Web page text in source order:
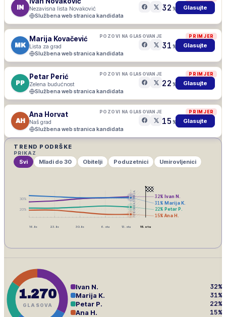
IN Nezavisna lista Novaković
Službena web stranica kandidata
32 % Glasujte
PRIMJER
MK
Marija Kovačević
Lista za grad
POZOVI NA GLASOVANJE
Službena web stranica kandidata
31 % Glasujte
PRIMJER
PP
Petar Perić
Zelena budućnost
POZOVI NA GLASOVANJE
Službena web stranica kandidata
22 % Glasujte
PRIMJER
AH
Ana Horvat
Naš grad
POZOVI NA GLASOVANJE
Službena web stranica kandidata
15 % Glasujte
TREND PODRŠKE
PRIKAZ
Svi Mladi do 30 Obitelji Poduzetnici Umirovljenici
IZBORNA ŠUTNJA
20%
30% 32% Ivan N.
31% Marija K.
22% Petar P.
15% Ana H.
16. lis 23. lis 30. lis 6. stu 13. stu 15. stu
1.270
GLASOVA
Ivan N. 32%
Marija K. 31%
Petar P. 22%
Ana H. 15%